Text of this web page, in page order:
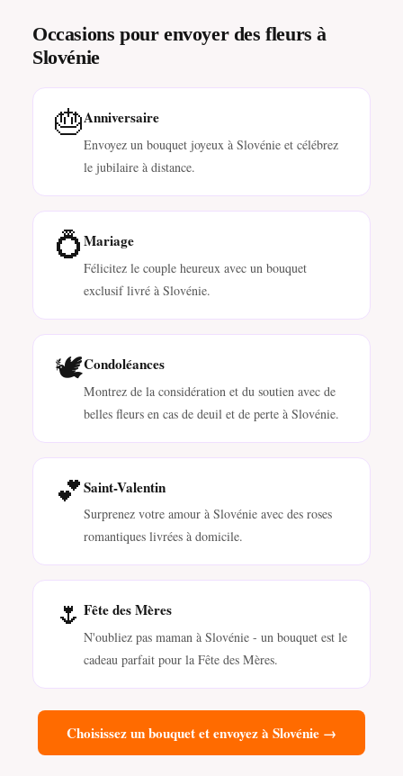
Occasions pour envoyer des fleurs à
Slovénie
🎂Anniversaire
Envoyez un bouquet joyeux à Slovénie et célébrez
le jubilaire à distance.
💍Mariage
Félicitez le couple heureux avec un bouquet
exclusif livré à Slovénie.
🕊️Condoléances
Montrez de la considération et du soutien avec de
belles fleurs en cas de deuil et de perte à Slovénie.
💕Saint-Valentin
Surprenez votre amour à Slovénie avec des roses
romantiques livrées à domicile.
🌷 Fête des Mères
N'oubliez pas maman à Slovénie - un bouquet est le
cadeau parfait pour la Fête des Mères.
Choisissez un bouquet et envoyez à Slovénie →